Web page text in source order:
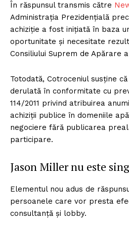
În răspunsul transmis către
Administrația Prezidențială
achiziție a fost inițiată în baza
oportunitate și necesitate
Consiliului Suprem de Apărare a
Totodată, Cotroceniul susține
derulată în conformitate cu
114/2011 privind atribuirea
achiziții publice în domeniile
negociere fără publicarea
participare.
Jason Miller nu este
Elementul nou adus de
persoanele care vor presta
consultanță și lobby.